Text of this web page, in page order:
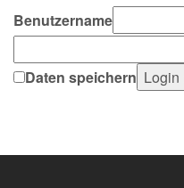
Benutzername
Daten speichern